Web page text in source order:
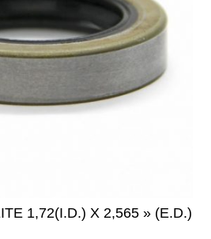
1,72(I.D.) X 2,565 » (E.D.)